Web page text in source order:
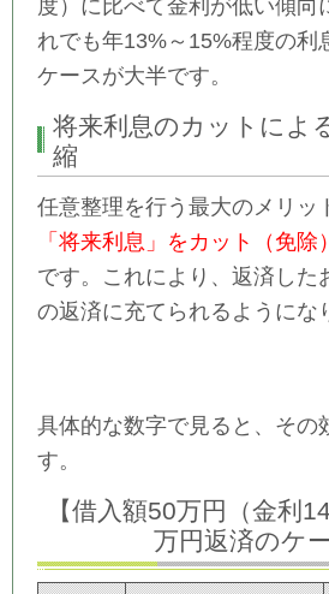
度）に比べて金利が低い傾向
れでも年13%～15%程度の利
ケースが大半です。
将来利息のカットによ
縮
任意整理を行う最大のメリッ
「将来利息」をカット（免除
です。これにより、返済した
の返済に充てられるようにな
具体的な数字で見ると、その
す。
【借入額50万円（金利
万円返済のケー